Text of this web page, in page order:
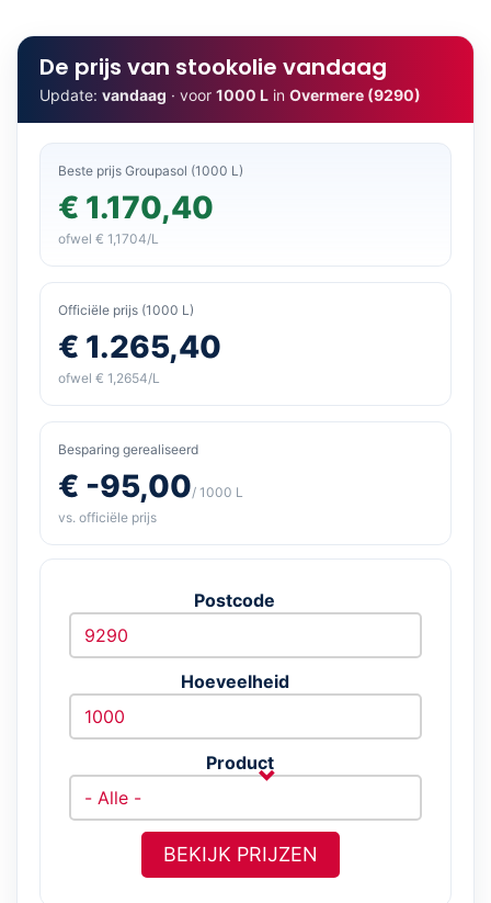
De prijs van stookolie vandaag
Update: vandaag · voor 1000 L in Overmere (9290)
Beste prijs Groupasol (1000 L)
€ 1.170,40
ofwel € 1,1704/L
Officiële prijs (1000 L)
€ 1.265,40
ofwel € 1,2654/L
Besparing gerealiseerd
€ -95,00/ 1000 L
vs. officiële prijs
Postcode
Hoeveelheid
Product
BEKIJK PRIJZEN